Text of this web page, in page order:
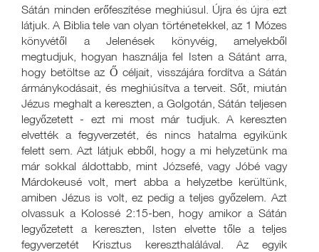
Sátán minden erőfeszítése meghiúsul. Újra és újra ezt
látjuk. A Biblia tele van olyan történetekkel, az 1 Mózes
könyvétől a Jelenések könyvéig, amelyekből
megtudjuk, hogyan használja fel Isten a Sátánt arra,
hogy betöltse az Ő céljait, visszájára fordítva a Sátán
ármánykodásait, és meghiúsítva a terveit. Sőt, miután
Jézus meghalt a kereszten, a Golgotán, Sátán teljesen
legyőzetett - ezt mi most már tudjuk. A kereszten
elvették a fegyverzetét, és nincs hatalma egyikünk
felett sem. Azt látjuk ebből, hogy a mi helyzetünk ma
már sokkal áldottabb, mint Józsefé, vagy Jóbé vagy
Márdokeusé volt, mert abba a helyzetbe kerültünk,
amiben Jézus is volt, ez pedig a teljes győzelem. Azt
olvassuk a Kolossé 2:15-ben, hogy amikor a Sátán
legyőzetett a kereszten, Isten elvette tőle a teljes
fegyverzetét Krisztus kereszthalálával. Az egyik